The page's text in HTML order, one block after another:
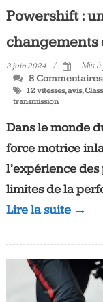
Powershift :
changements
3 juin 2024 Mis à
8 Commentaires
12 vitesses,avis,
transmission
Dans le monde
force motrice
l’expérience
limites de la
Lire la suite →